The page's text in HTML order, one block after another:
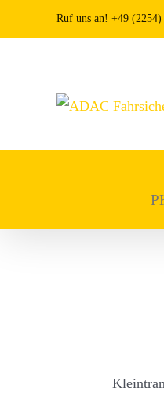
Inhalt
Ruf uns an! +49 (2254)